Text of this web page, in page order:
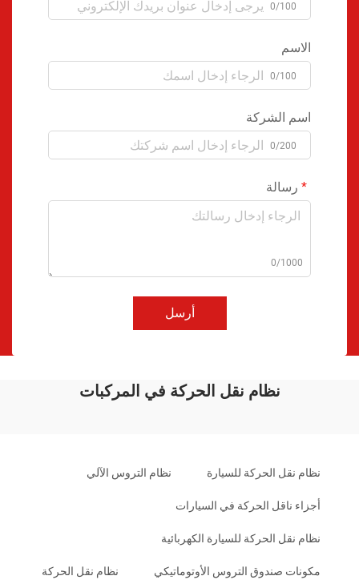
0/100
الاسم
0/100
اسم الشركة
0/200
رسالة
0/1000
أرسل
نظام نقل الحركة في المركبات
نظام نقل الحركة للسيارة نظام التروس الآلي
أجزاء ناقل الحركة في السيارات
نظام نقل الحركة للسيارة الكهربائية
مكونات صندوق التروس الأوتوماتيكي نظام نقل الحركة